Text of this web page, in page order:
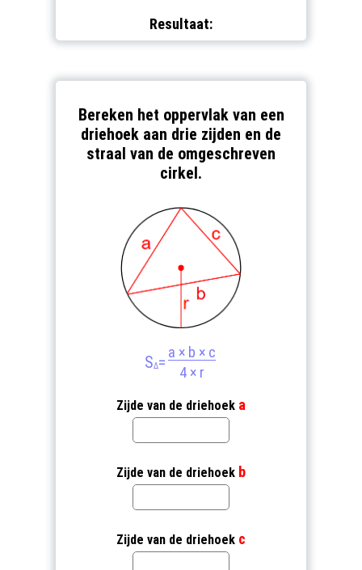
Resultaat:
Bereken het oppervlak van een
driehoek aan drie zijden en de
straal van de omgeschreven
cirkel.
SΔ=
a × b × c
4 × r
Zijde van de driehoek a
Zijde van de driehoek b
Zijde van de driehoek c